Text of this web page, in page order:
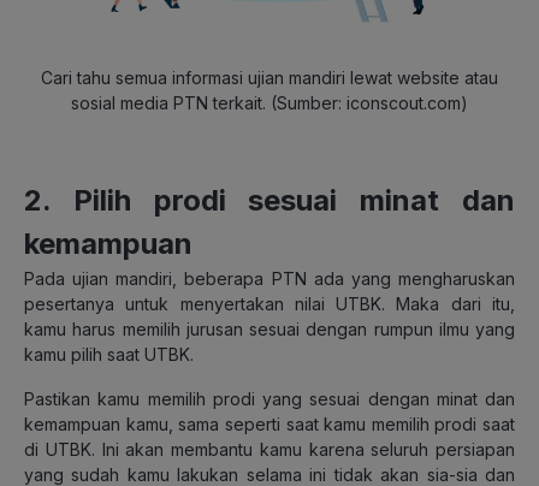
Cari tahu semua informasi ujian mandiri lewat website atau
sosial media PTN terkait. (Sumber: iconscout.com)
2. Pilih prodi sesuai minat dan
kemampuan
Pada ujian mandiri, beberapa PTN ada yang mengharuskan
pesertanya untuk menyertakan nilai UTBK. Maka dari itu,
kamu harus memilih jurusan sesuai dengan rumpun ilmu yang
kamu pilih saat UTBK.
Pastikan kamu memilih prodi yang sesuai dengan minat dan
kemampuan kamu, sama seperti saat kamu memilih prodi saat
di UTBK. Ini akan membantu kamu karena seluruh persiapan
yang sudah kamu lakukan selama ini tidak akan sia-sia dan